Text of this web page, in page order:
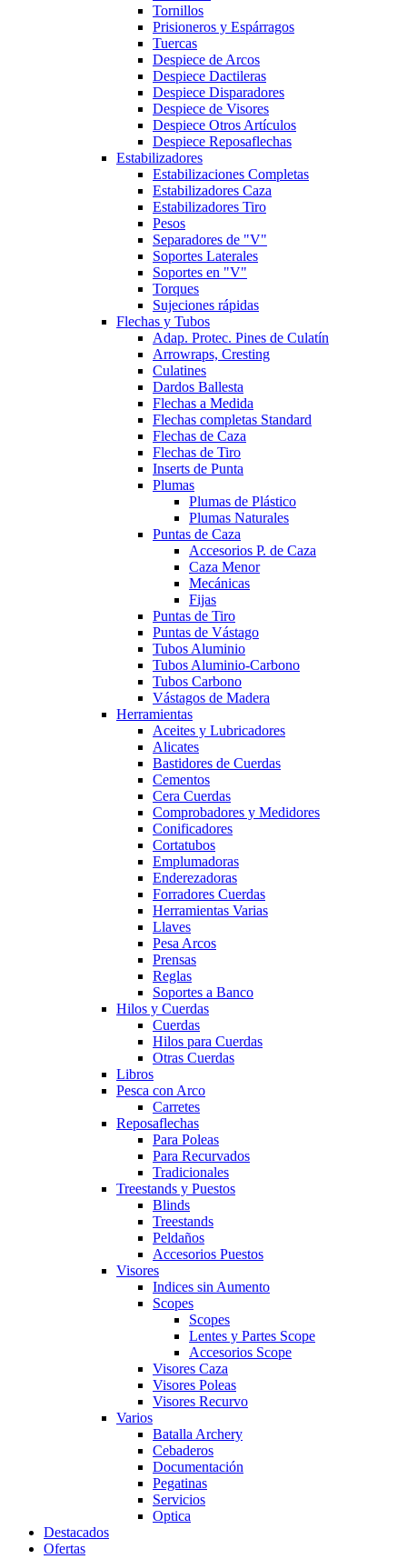
Tornillos
Prisioneros y Espárragos
Tuercas
Despiece de Arcos
Despiece Dactileras
Despiece Disparadores
Despiece de Visores
Despiece Otros Artículos
Despiece Reposaflechas
Estabilizadores
Estabilizaciones Completas
Estabilizadores Caza
Estabilizadores Tiro
Pesos
Separadores de "V"
Soportes Laterales
Soportes en "V"
Torques
Sujeciones rápidas
Flechas y Tubos
Adap. Protec. Pines de Culatín
Arrowraps, Cresting
Culatines
Dardos Ballesta
Flechas a Medida
Flechas completas Standard
Flechas de Caza
Flechas de Tiro
Inserts de Punta
Plumas
Plumas de Plástico
Plumas Naturales
Puntas de Caza
Accesorios P. de Caza
Caza Menor
Mecánicas
Fijas
Puntas de Tiro
Puntas de Vástago
Tubos Aluminio
Tubos Aluminio-Carbono
Tubos Carbono
Vástagos de Madera
Herramientas
Aceites y Lubricadores
Alicates
Bastidores de Cuerdas
Cementos
Cera Cuerdas
Comprobadores y Medidores
Conificadores
Cortatubos
Emplumadoras
Enderezadoras
Forradores Cuerdas
Herramientas Varias
Llaves
Pesa Arcos
Prensas
Reglas
Soportes a Banco
Hilos y Cuerdas
Cuerdas
Hilos para Cuerdas
Otras Cuerdas
Libros
Pesca con Arco
Carretes
Reposaflechas
Para Poleas
Para Recurvados
Tradicionales
Treestands y Puestos
Blinds
Treestands
Peldaños
Accesorios Puestos
Visores
Indices sin Aumento
Scopes
Scopes
Lentes y Partes Scope
Accesorios Scope
Visores Caza
Visores Poleas
Visores Recurvo
Varios
Batalla Archery
Cebaderos
Documentación
Pegatinas
Servicios
Optica
Destacados
Ofertas